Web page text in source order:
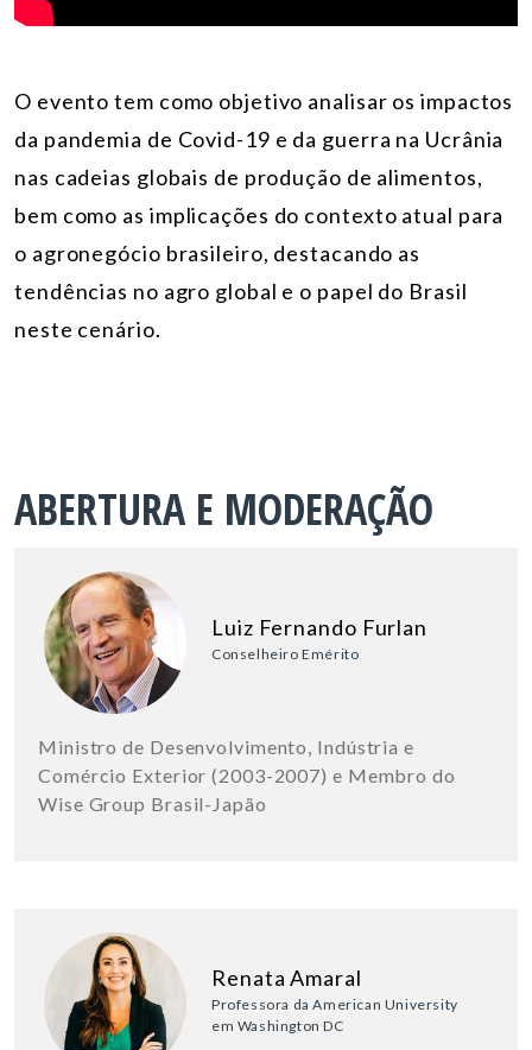
O evento tem como objetivo analisar os impactos
da pandemia de Covid-19 e da guerra na Ucrânia
nas cadeias globais de produção de alimentos,
bem como as implicações do contexto atual para
o agronegócio brasileiro, destacando as
tendências no agro global e o papel do Brasil
neste cenário.
ABERTURA E MODERAÇÃO
Luiz Fernando Furlan
Conselheiro Emérito
Ministro de Desenvolvimento, Indústria e
Comércio Exterior (2003-2007) e Membro do
Wise Group Brasil-Japão
Renata Amaral
Professora da American University
em Washington DC